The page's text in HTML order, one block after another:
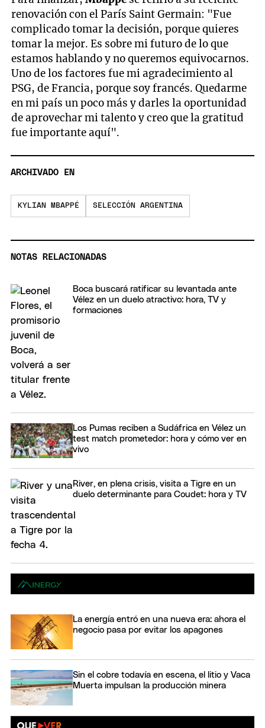
renovación con el París Saint Germain: "Fue
complicado tomar la decisión, porque quieres
tomar la mejor. Es sobre mi futuro de lo que
estamos hablando y no queremos equivocarnos.
Uno de los factores fue mi agradecimiento al
PSG, de Francia, porque soy francés. Quedarme
en mi país un poco más y darles la oportunidad
de aprovechar mi talento y creo que la gratitud
fue importante aquí".
ARCHIVADO EN
KYLIAN MBAPPÉ SELECCIÓN ARGENTINA
NOTAS RELACIONADAS
Boca buscará ratificar su levantada ante
Vélez en un duelo atractivo: hora, TV y
formaciones
Los Pumas reciben a Sudáfrica en Vélez un
test match prometedor: hora y cómo ver en
vivo
River, en plena crisis, visita a Tigre en un
duelo determinante para Coudet: hora y TV
La energía entró en una nueva era: ahora el
negocio pasa por evitar los apagones
Sin el cobre todavía en escena, el litio y Vaca
Muerta impulsan la producción minera